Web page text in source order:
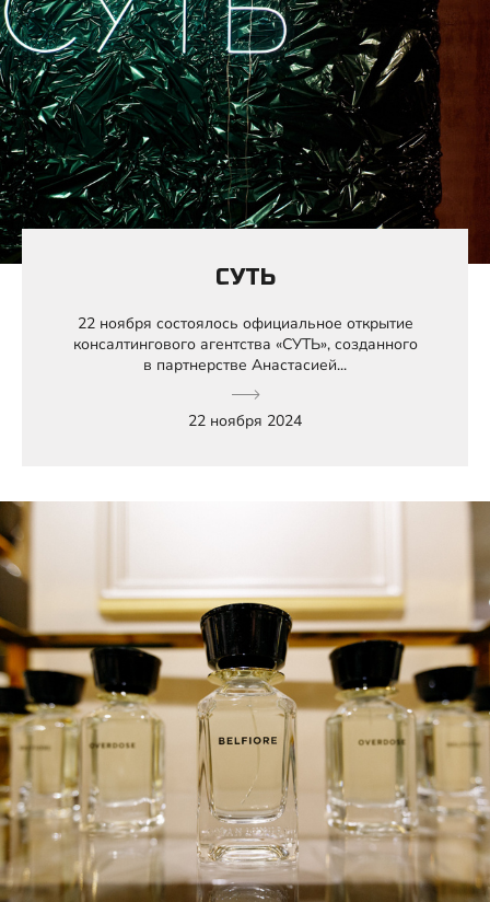
СУТЬ
22 ноября состоялось официальное открытие
консалтингового агентства «СУТЬ», созданного
в партнерстве Анастасией...
22 ноября 2024